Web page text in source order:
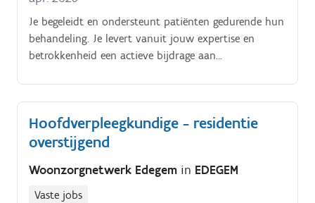
Je begeleidt en ondersteunt patiënten gedurende hun
behandeling. Je levert vanuit jouw expertise en
betrokkenheid een actieve bijdrage aan
een gespecialiseerde ziekenhuisomgeving.
Hoofdverpleegkundige - residentie
overstijgend
Woonzorgnetwerk Edegem in EDEGEM
Vaste jobs